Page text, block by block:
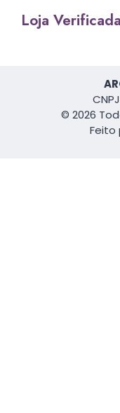
Loja Verificada
© 2026
Feito